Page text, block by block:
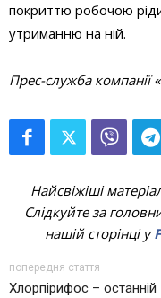
покриттю робочою
утриманню на ній.
Прес-служба компанії
Найсвіжіші
Слідкуйте за
нашій сторінці у
попередня стаття
Хлорпірифос – останній